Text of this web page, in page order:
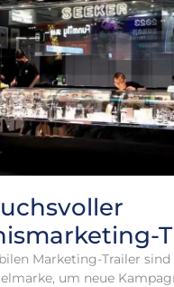
Marketing-Trailer
um neue